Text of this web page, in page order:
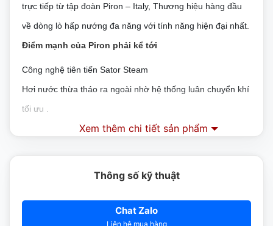
trực tiếp từ tập đoàn Piron – Italy, Thương hiệu hàng đầu
về dòng lò hấp nướng đa năng với tính năng hiện đại nhất.
Điểm mạnh của Piron phải kể tới
Công nghệ tiên tiến Sator Steam
Hơi nước thừa tháo ra ngoài nhờ hệ thống luân chuyển khí
tối ưu .
Kiểm soát độ ẩm
nấu thực phẩm yêu cầu kiểm soát liên tục và chính xác
Đầu dò lõi Piron đảm bảo kiểm soát sự giảm trọng lượng
Xem thêm chi tiết sản phẩm
Thông số kỹ thuật
Chat Zalo
Liên hệ mua hàng